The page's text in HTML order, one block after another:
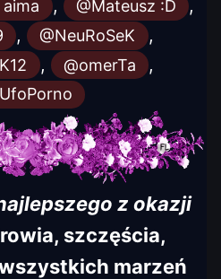
, @Mateusz :D ,
, @NeuRoSeK ,
, @omerTa ,
z okazji
szczęścia,
marzeń